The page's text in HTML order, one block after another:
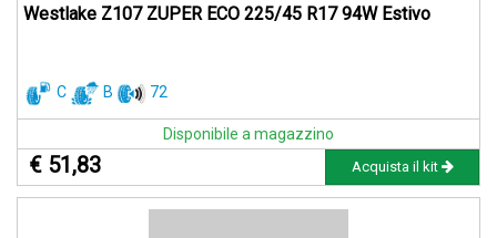
Westlake Z107 ZUPER ECO 225/45 R17 94W Estivo
C B 72
Disponibile a magazzino
€ 51,83 Acquista il kit